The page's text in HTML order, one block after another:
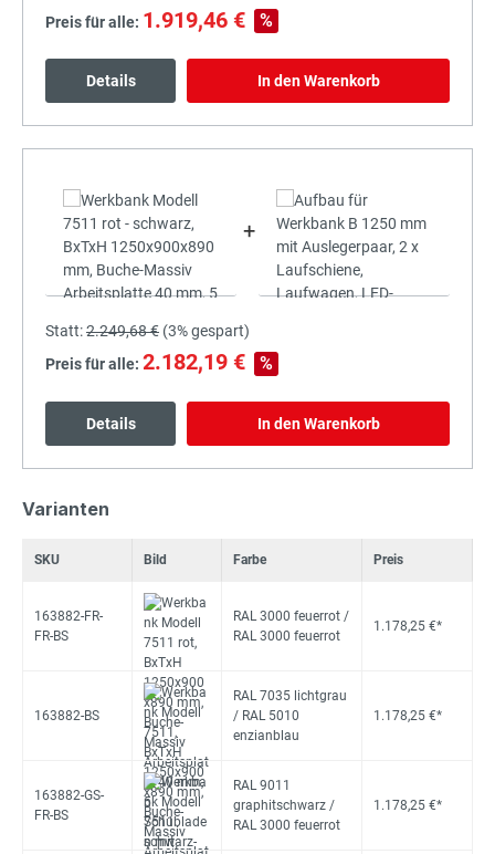
Preis für alle: 1.919,46 € %
Details In den Warenkorb
+
Statt:2.249,68 € (3%gespart)
Preis für alle: 2.182,19 € %
Details In den Warenkorb
Varianten
SKU Bild Farbe Preis
163882-FR-
FR-BS
RAL 3000 feuerrot /
RAL 3000 feuerrot
1.178,25 €*
163882-BS
RAL 7035 lichtgrau
/ RAL 5010
enzianblau
1.178,25 €*
163882-GS-
FR-BS
RAL 9011
graphitschwarz /
RAL 3000 feuerrot
1.178,25 €*